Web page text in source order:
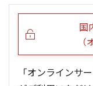
13週移動
5ヶ月移動
国
「オンラインサ